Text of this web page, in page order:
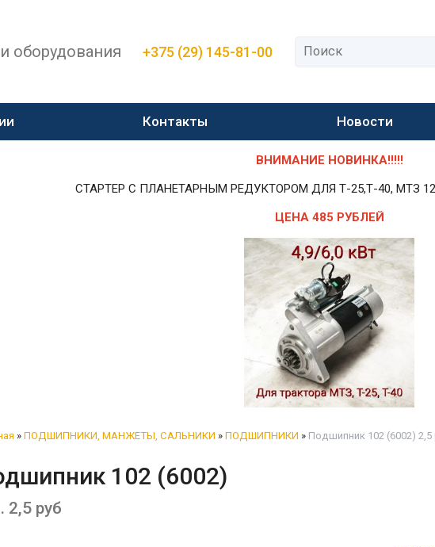
оборудования +375 (29) 145-81-00
Контакты Новости
ВНИМАНИЕ НОВИНКА!!!!!
СТАРТЕР С ПЛАНЕТАРНЫМ РЕДУКТОРОМ ДЛЯ Т-25,Т-40, МТЗ
ЦЕНА 485 РУБЛЕЙ
» ПОДШИПНИКИ, МАНЖЕТЫ, САЛЬНИКИ » ПОДШИПНИКИ » Подшипник 102 (6002) 2,5
102 (6002)
2,5 руб